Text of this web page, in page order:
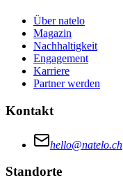
Über natelo
Magazin
Nachhaltigkeit
Engagement
Karriere
Partner werden
Kontakt
hello@natelo.ch
Standorte